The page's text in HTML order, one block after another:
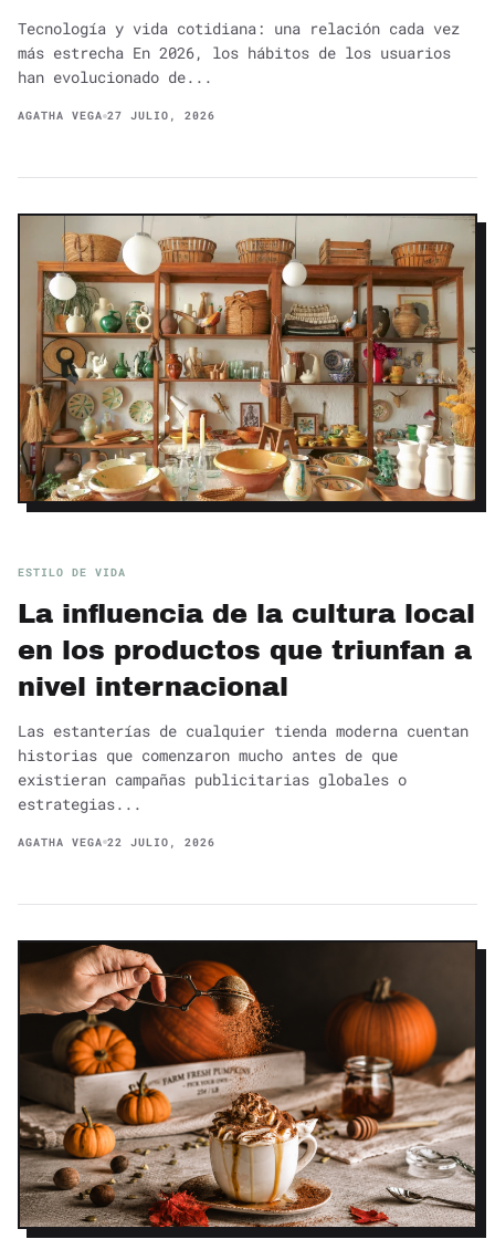
Tecnología y vida cotidiana: una relación cada vez
más estrecha En 2026, los hábitos de los usuarios
han evolucionado de...
AGATHA VEGA 27 JULIO, 2026
ESTILO DE VIDA
La influencia de la cultura local
en los productos que triunfan a
nivel internacional
Las estanterías de cualquier tienda moderna cuentan
historias que comenzaron mucho antes de que
existieran campañas publicitarias globales o
estrategias...
AGATHA VEGA 22 JULIO, 2026